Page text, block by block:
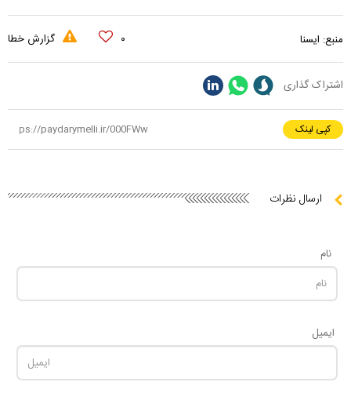
منبع: ایسنا ۰ گزارش خطا
اشتراک گذاری
کپی لینک
ارسال نظرات
نام
ایمیل